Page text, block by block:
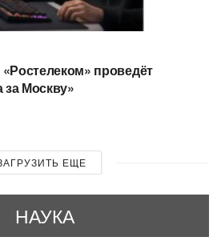
проведёт
за Москву»
ЕЩЕ
НАУКА